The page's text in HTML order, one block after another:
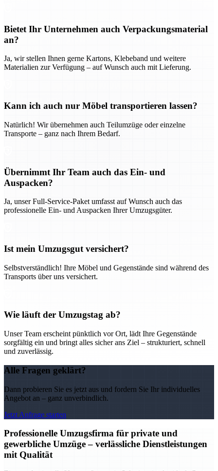
Bietet Ihr Unternehmen auch Verpackungsmaterial
an?
Ja, wir stellen Ihnen gerne Kartons, Klebeband und weitere
Materialien zur Verfügung – auf Wunsch auch mit Lieferung.
Kann ich auch nur Möbel transportieren lassen?
Natürlich! Wir übernehmen auch Teilumzüge oder einzelne
Transporte – ganz nach Ihrem Bedarf.
Übernimmt Ihr Team auch das Ein- und
Auspacken?
Ja, unser Full-Service-Paket umfasst auf Wunsch auch das
professionelle Ein- und Auspacken Ihrer Umzugsgüter.
Ist mein Umzugsgut versichert?
Selbstverständlich! Ihre Möbel und Gegenstände sind während des
Transports über uns versichert.
Wie läuft der Umzugstag ab?
Unser Team erscheint pünktlich vor Ort, lädt Ihre Gegenstände
sorgfältig ein und bringt alles sicher ans Ziel – strukturiert, schnell
und zuverlässig.
Alle Fragen geklärt?
Dann probieren Sie es jetzt aus und fordern Sie Ihr individuelles
Angebot an – ganz unverbindlich.
Jetzt Anfrage starten
Professionelle Umzugsfirma für private und
gewerbliche Umzüge – verlässliche Dienstleistungen
mit Qualität